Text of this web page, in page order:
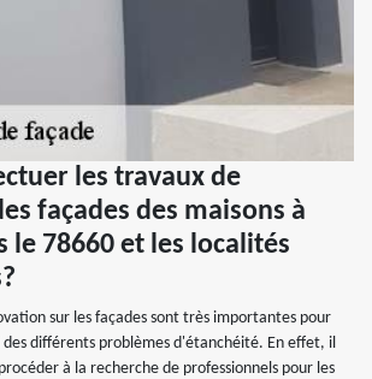
les travaux de
façades des maisons à
le 78660 et les localités
sur les façades sont très importantes pour
des différents problèmes d'étanchéité. En effet, il
à la recherche de professionnels pour les